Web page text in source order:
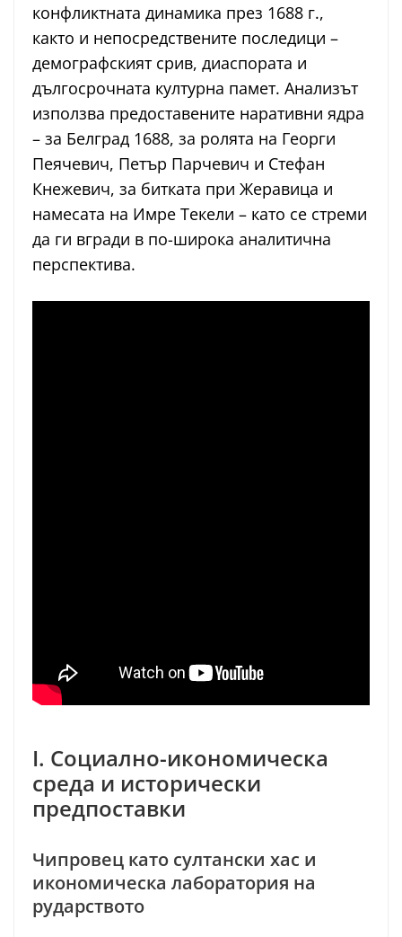
конфликтната динамика през 1688 г.,
както и непосредствените последици –
демографският срив, диаспората и
дългосрочната културна памет. Анализът
използва предоставените наративни ядра
– за Белград 1688, за ролята на Георги
Пеячевич, Петър Парчевич и Стефан
Кнежевич, за битката при Жеравица и
намесата на Имре Текели – като се стреми
да ги вгради в по-широка аналитична
перспектива.
I. Социално-икономическа
среда и исторически
предпоставки
Чипровец като султански хас и
икономическа лаборатория на
рударството